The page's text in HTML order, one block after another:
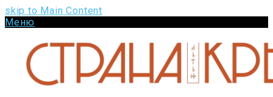
skip to Main Content
Меню